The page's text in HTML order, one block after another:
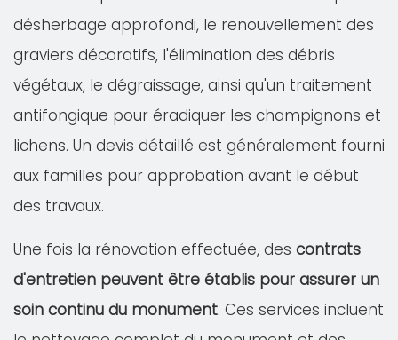
désherbage approfondi, le renouvellement des
graviers décoratifs, l'élimination des débris
végétaux, le dégraissage, ainsi qu'un traitement
antifongique pour éradiquer les champignons et
lichens. Un devis détaillé est généralement fourni
aux familles pour approbation avant le début
des travaux.
Une fois la rénovation effectuée, des contrats
d'entretien peuvent être établis pour assurer un
soin continu du monument. Ces services incluent